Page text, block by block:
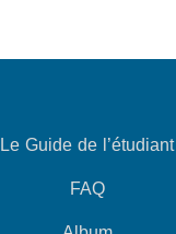
Le Guide de l’étudiant
FAQ